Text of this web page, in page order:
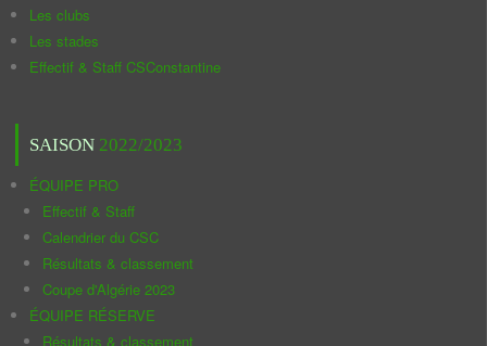
Les clubs
Les stades
Effectif & Staff CSConstantine
SAISON 2022/2023
ÉQUIPE PRO
Effectif & Staff
Calendrier du CSC
Résultats & classement
Coupe d'Algérie 2023
ÉQUIPE RÉSERVE
Résultats & classement